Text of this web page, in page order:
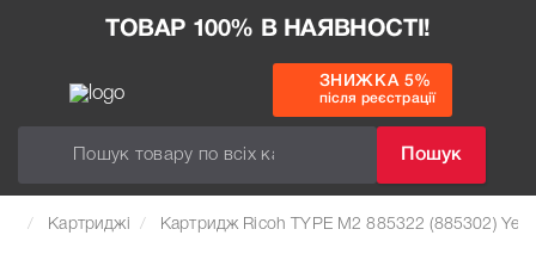
ТОВАР 100% В НАЯВНОСТІ!
Пошук
ЗНИЖКА 5%
після реєстрації
Картриджі Картридж Ricoh TYPE M2 885322 (885302)